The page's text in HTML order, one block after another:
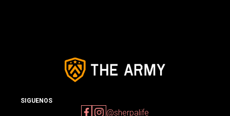
SIGUENOS
@sherpalife